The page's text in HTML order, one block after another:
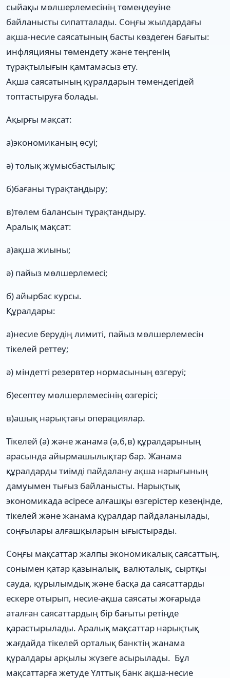
сыйақы мөлшерлемесінің төмеңдеуіне
байланысты сипатталады. Соңғы жылдардағы
ақша-несие саясатының басты көздеген бағыты:
инфляцияны төмендету және теңгенің
тұрақтылығын қамтамасыз ету.
Ақша саясатының құралдарын төмендегідей
топтастыруға болады.
Ақырғы мақсат:
а)экономиканың өсуі;
ә) толық жұмысбастылық;
б)бағаны түрақтаңдыру;
в)төлем балансын тұрақтандыру.
Аралық мақсат:
а)ақша жиыны;
ә) пайыз мөлшерлемесі;
б) айырбас курсы.
Құралдары:
а)несие берудің лимиті, пайыз мөлшерлемесін
тікелей реттеу;
ә) міндетті резервтер нормасының өзгеруі;
б)есептеу мөлшерлемесінің өзгерісі;
в)ашық нарықтағы операциялар.
Тікелей (а) және жанама (ә,б,в) құралдарының
арасында айырмашылықтар бар. Жанама
құралдарды тиімді пайдалану ақша нарығының
дамуымен тығыз байланысты. Нарықтық
экономикада әсіресе алғашқы өзгерістер кезеңінде,
тікелей және жанама құралдар пайдаланылады,
соңғылары алғашқыларын ығыстырады.
Соңғы мақсаттар жалпы экономикалық саясаттың,
сонымен қатар қазыналық, валюталық, сыртқы
сауда, құрылымдық және басқа да саясаттарды
ескере отырып, несие-ақша саясаты жоғарыда
аталған саясаттардың бір бағыты ретіңде
қарастырылады. Аралық мақсаттар нарықтық
жағдайда тікелей орталық банктің жанама
қүралдары арқылы жүзеге асырылады. Бұл
мақсаттарға жетуде Үлттық банк ақша-несие